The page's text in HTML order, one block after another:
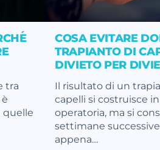
tra
quelle
COSA EVITARE
TRAPIANTO DI
DIVIETO PER
Il risultato di un
capelli si costruisce in
operatoria, ma si
settimane
appena…